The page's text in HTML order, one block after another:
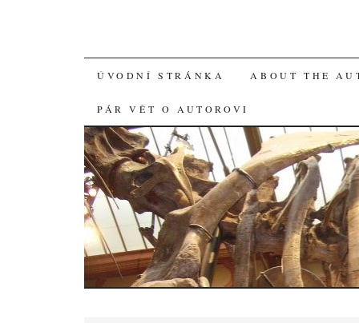
SKIP
TO
CONTENT
ÚVODNÍ STRÁNKA ABOUT THE
PÁR VĚT O AUTOROVI